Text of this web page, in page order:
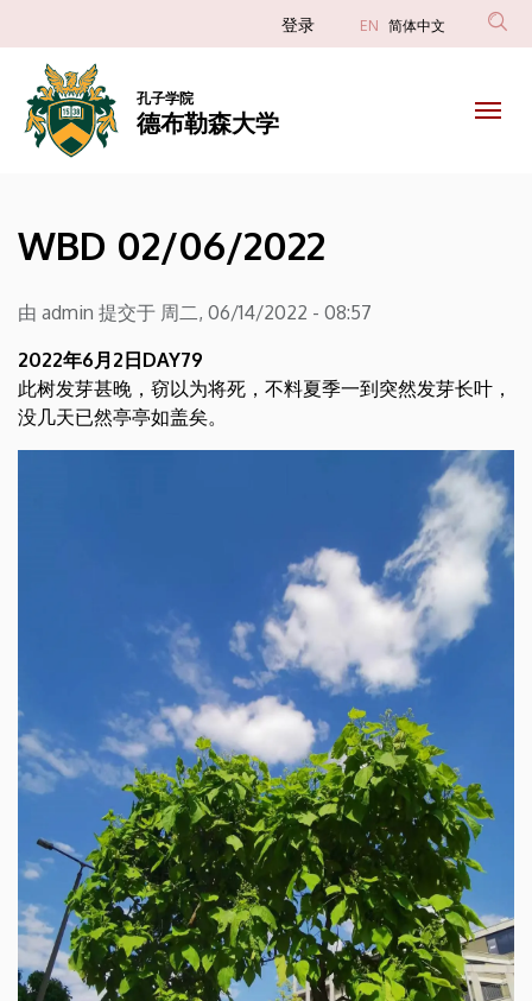
02/06/2022
勒
森
大
学
转
Anonim
menüje
登录 EN 简体中文
孔子学院
德布勒森大学
WBD 02/06/2022
由 admin 提交于 周二, 06/14/2022 - 08:57
2022年6月2日DAY79
此树发芽甚晚，窃以为将死，不料夏季一到突然发芽长叶，
没几天已然亭亭如盖矣。